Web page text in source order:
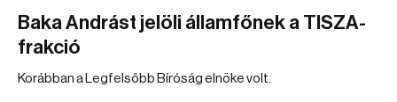
Baka Andrást jelöli államfőnek a TISZA-
frakció
Korábban a Legfelsőbb Bíróság elnöke volt.